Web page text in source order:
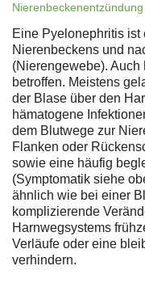
Eine Pyelonephritis
Nierenbeckens und
(Nierengewebe).
betroffen. Meistens
der Blase über den
hämatogene
dem Blutwege zur
Flanken oder
sowie eine häufig
(Symptomatik siehe
ähnlich wie bei einer
komplizierende
Harnwegsystems
Verläufe oder eine
verhindern.